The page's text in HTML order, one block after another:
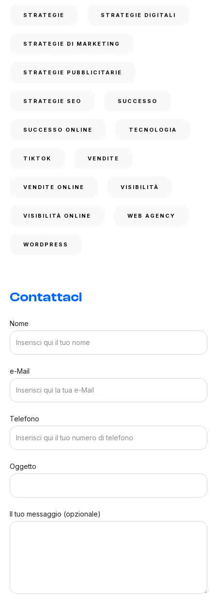
STRATEGIE STRATEGIE DIGITALI
STRATEGIE DI MARKETING
STRATEGIE PUBBLICITARIE
STRATEGIE SEO SUCCESSO
SUCCESSO ONLINE TECNOLOGIA
TIKTOK VENDITE
VENDITE ONLINE VISIBILITÀ
VISIBILITÀ ONLINE WEB AGENCY
WORDPRESS
Contattaci
Nome
e-Mail
Telefono
Oggetto
Il tuo messaggio (opzionale)